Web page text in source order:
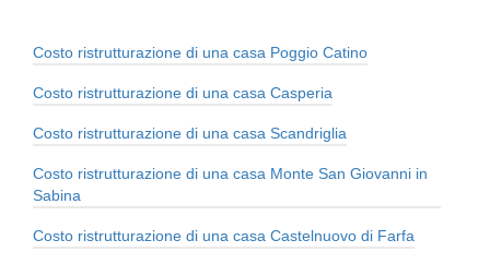
Costo ristrutturazione di una casa Poggio Catino
Costo ristrutturazione di una casa Casperia
Costo ristrutturazione di una casa Scandriglia
Costo ristrutturazione di una casa Monte San Giovanni in
Sabina
Costo ristrutturazione di una casa Castelnuovo di Farfa